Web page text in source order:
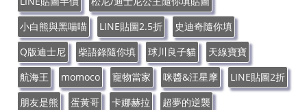
小白熊與黑喵喵
LINE貼圖2.5折
史迪奇隨你填
Q版迪士尼
柴語錄隨你填 球川良子貓
天線寶寶
航海王
momoco 寵物當家 咪醬&汪星摩
LINE貼圖2折
朋友是熊
蛋黃哥 卡娜赫拉
超夢的逆襲